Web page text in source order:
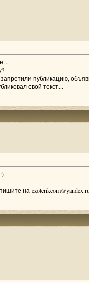
публикацию,
свой текст...
на ezoterikcom@yandex.ru